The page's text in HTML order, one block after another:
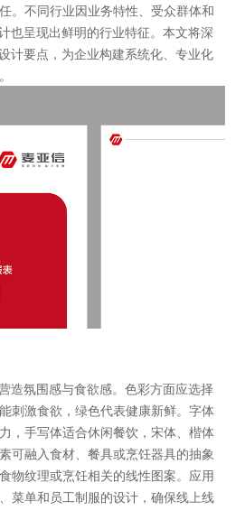
。不同行业因业务特性、受众群体和
也呈现出鲜明的行业特征。本文将深
计要点，为企业构建系统化、专业化
造氛围感与食欲感。色彩方面应选择
刺激食欲，绿色代表健康新鲜。字体
，手写体适合休闲餐饮，宋体、楷体
可融入食材、餐具或烹饪器具的抽象
物纹理或烹饪相关的线性图案。应用
菜单和员工制服的设计，确保线上线